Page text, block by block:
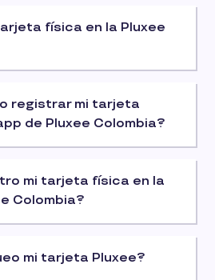
física en la Pluxee
registrar mi tarjeta
de Pluxee Colombia?
mi tarjeta física en la
Colombia?
mi tarjeta Pluxee?